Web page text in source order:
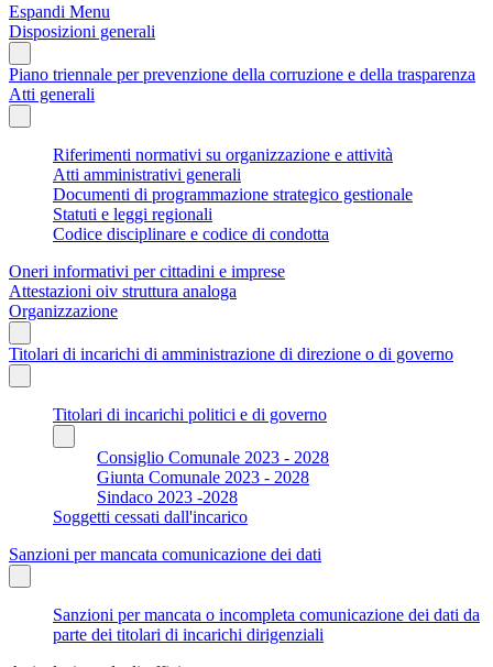
Espandi Menu
Disposizioni generali
Piano triennale per prevenzione della corruzione e della trasparenza
Atti generali
Riferimenti normativi su organizzazione e attività
Atti amministrativi generali
Documenti di programmazione strategico gestionale
Statuti e leggi regionali
Codice disciplinare e codice di condotta
Oneri informativi per cittadini e imprese
Attestazioni oiv struttura analoga
Organizzazione
Titolari di incarichi di amministrazione di direzione o di governo
Titolari di incarichi politici e di governo
Consiglio Comunale 2023 - 2028
Giunta Comunale 2023 - 2028
Sindaco 2023 -2028
Soggetti cessati dall'incarico
Sanzioni per mancata comunicazione dei dati
Sanzioni per mancata o incompleta comunicazione dei dati da
parte dei titolari di incarichi dirigenziali